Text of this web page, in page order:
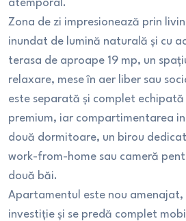
atemporal.
Zona de zi impresionează prin
inundat de lumină naturală și cu
terasa de aproape 19 mp, un
relaxare, mese în aer liber sau
este separată și complet echipată
premium, iar compartimentarea
două dormitoare, un birou
work-from-home sau cameră
două băi.
Apartamentul este nou amenajat,
investiție și se predă complet